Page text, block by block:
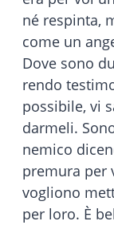
né respinta,
come un
Dove sono
rendo
possibile, vi
darmeli.
nemico
premura per
vogliono
per loro. È